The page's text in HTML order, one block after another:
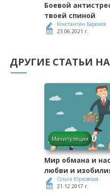
Боевой
твоей спиной
Константин Барежев
23.06.2021 г.
ДРУГИЕ СТАТЬИ
Манипуляции
Мир обмана и
любви и
Ольга Юрковская
21.12.2017 г.